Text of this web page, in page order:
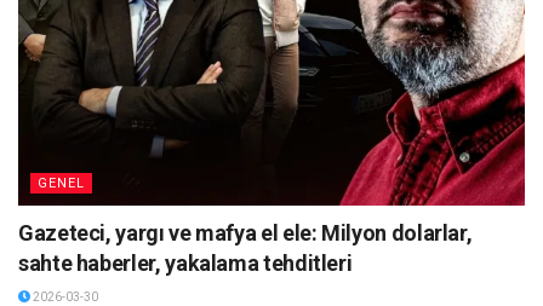
GENEL
Gazeteci, yargı ve mafya el ele: Milyon dolarlar,
sahte haberler, yakalama tehditleri
2026-03-30